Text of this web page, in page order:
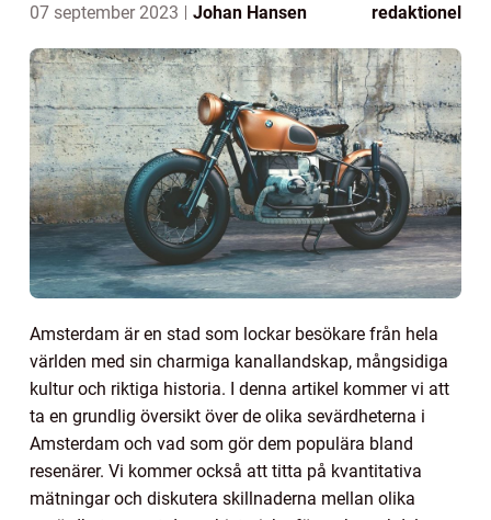
07 september 2023 Johan Hansen redaktionel
Amsterdam är en stad som lockar besökare från hela
världen med sin charmiga kanallandskap, mångsidiga
kultur och riktiga historia. I denna artikel kommer vi att
ta en grundlig översikt över de olika sevärdheterna i
Amsterdam och vad som gör dem populära bland
resenärer. Vi kommer också att titta på kvantitativa
mätningar och diskutera skillnaderna mellan olika